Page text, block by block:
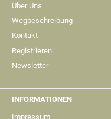
Über Uns
Wegbeschreibung
Kontakt
Registrieren
Newsletter
INFORMATIONEN
Impressum